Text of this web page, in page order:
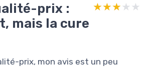
prix :
mais la cure
★★★★★
★★★★★
prix, mon avis est un peu